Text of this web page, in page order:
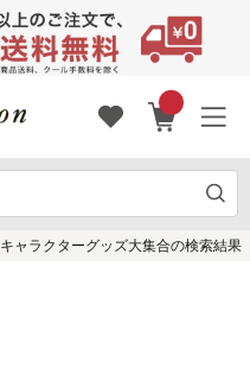
キャラクターグッズ大集合の検索結果